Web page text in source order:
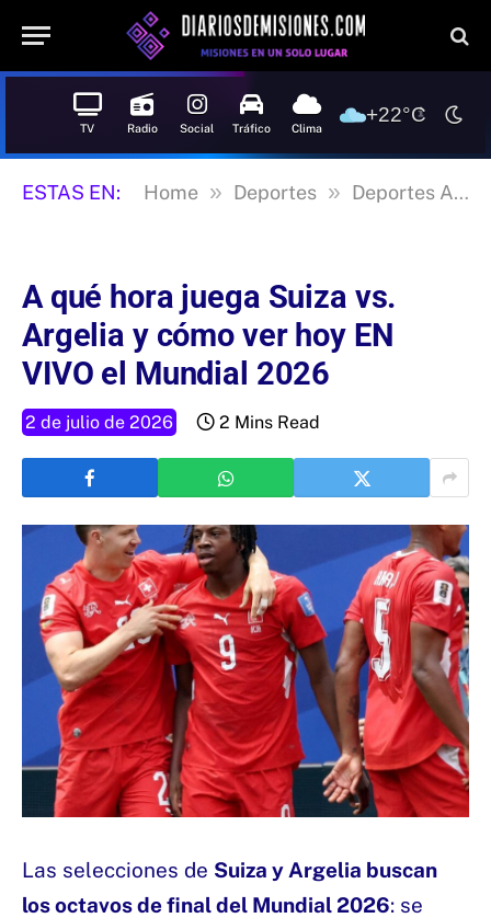
TV Radio Social Tráfico Clima
+22°C
ESTAS EN: Home » Deportes » Deportes Argentina
A qué hora juega Suiza vs.
Argelia y cómo ver hoy EN
VIVO el Mundial 2026
2 de julio de 2026 2 Mins Read
Las selecciones de Suiza y Argelia buscan
los octavos de final del Mundial 2026: se